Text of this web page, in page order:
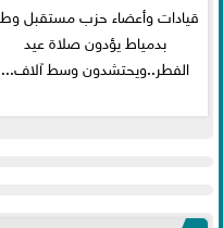
قيادات وأعضاء حزب مستقبل
بدمياط يؤدون صلاة عيد
الفطر..ويحتشدون وسط آلاف...